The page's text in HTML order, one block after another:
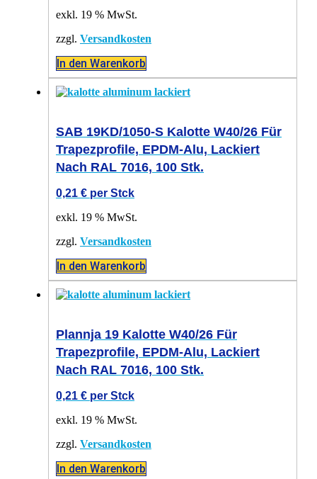
exkl. 19 % MwSt.
zzgl. Versandkosten
In den Warenkorb
SAB 19KD/1050-S Kalotte W40/26 Für
Trapezprofile, EPDM-Alu, Lackiert
Nach RAL 7016, 100 Stk.
0,21 € per Stck
exkl. 19 % MwSt.
zzgl. Versandkosten
In den Warenkorb
Plannja 19 Kalotte W40/26 Für
Trapezprofile, EPDM-Alu, Lackiert
Nach RAL 7016, 100 Stk.
0,21 € per Stck
exkl. 19 % MwSt.
zzgl. Versandkosten
In den Warenkorb